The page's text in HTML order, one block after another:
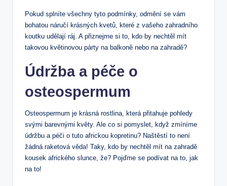
Pokud splníte všechny tyto podmínky, odmění se vám
bohatou náručí krásných kvetů, které z vašeho zahradního
koutku udělají ráj. A přiznejme si to, kdo by nechtěl mít
takovou květinovou párty na balkoně nebo na zahradě?
Údržba a péče o
osteospermum
Osteospermum je krásná rostlina, která přitahuje pohledy
svými barevnými květy. Ale co si pomyslet, když zmíníme
údržbu a péči o tuto africkou kopretinu? Naštěstí to není
žádná raketová věda! Taky, kdo by nechtěl mít na zahradě
kousek afrického slunce, že? Pojďme se podívat na to, jak
na to!